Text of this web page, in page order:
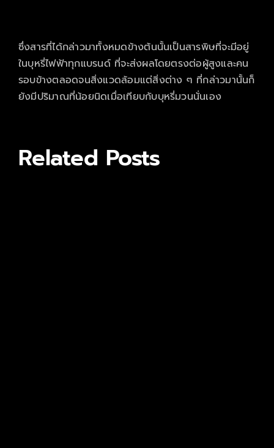
ซึ่งสารที่ได้กล่าวมาทั้งหมดข้างต้นนั้นเป็นสารพิษที่จะมีอยู่
ในบุหรี่ไฟฟ้าทุกแบรนด์ ที่จะส่งผลโดยตรงต่อผู้สูงและคน
รอบข้างตลอดจนสิ่งแวดล้อมแต่สิ่งต่าง ๆ ที่กล่าวมานั้นก็
ยังมีปริมาณที่น้อยนิดเมื่อเทียบกับบุหรี่มวนนั่นเอง
Related Posts